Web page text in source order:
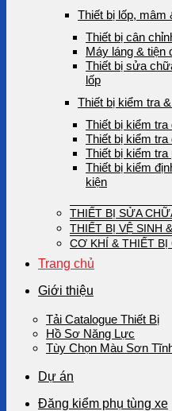
Thiết bị lốp, mâm
Thiết bị cân
Máy láng & tiện
Thiết bị sửa
lốp
Thiết bị kiểm tra
Thiết bị kiểm
Thiết bị kiểm tra
Thiết bị kiểm tra
Thiết bị kiểm
kiện
THIẾT BỊ SỬA
THIẾT BỊ VỆ SINH
CƠ KHÍ & THIẾT BỊ
Trang chủ
Giới thiệu
Tải Catalogue Thiết Bị
Hồ Sơ Năng Lực
Tùy Chọn Màu Sơn
Dự án
Đăng kiểm phụ tùng xe